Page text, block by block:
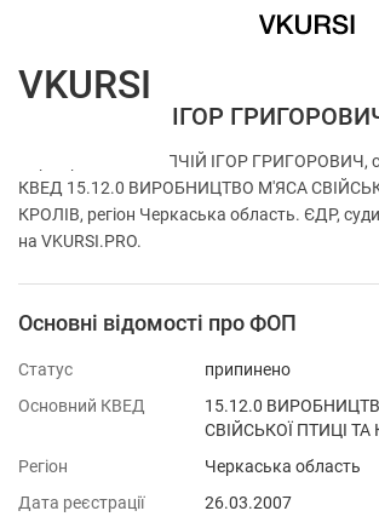
ФОП ТОПЧІЙ ІГОР
Перевірка ФОП ТОПЧІЙ ІГОР ГРИГОРОВИЧ,
КВЕД 15.12.0 ВИРОБНИЦТВО М'ЯСА
КРОЛІВ, регіон Черкаська область. ЄДР,
на VKURSI.PRO.
Основні відомості про ФОП
Статус
припинено
Основний КВЕД
15.12.0
СВІЙСЬКОЇ ПТИЦІ ТА
Регіон
Черкаська область
Дата реєстрації
26.03.2007
VKURSI